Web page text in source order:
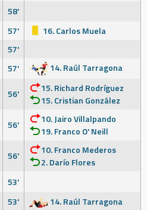
58'
57'
16. Carlos Muela
57'
57'
14. Raúl Tarragona
56'
15. Richard Rodríguez
15. Cristian González
56'
10. Jairo Villalpando
19. Franco O' Neill
56'
10. Franco Mederos
2. Darío Flores
53'
53'
14. Raúl Tarragona